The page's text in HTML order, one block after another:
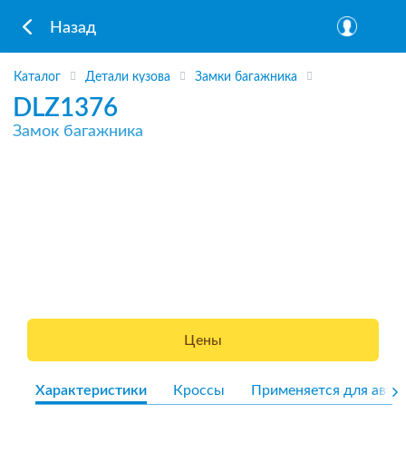
Назад
Каталог Детали кузова Замки багажника
DLZ1376
Замок багажника
Цены
Характеристики Кроссы Применяется для авто